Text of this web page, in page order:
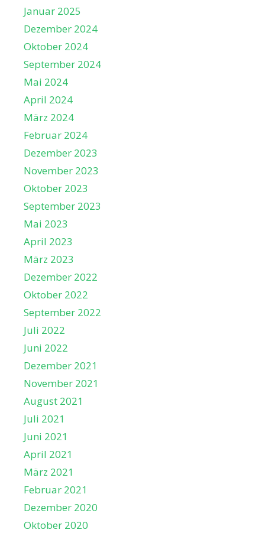
Januar 2025
Dezember 2024
Oktober 2024
September 2024
Mai 2024
April 2024
März 2024
Februar 2024
Dezember 2023
November 2023
Oktober 2023
September 2023
Mai 2023
April 2023
März 2023
Dezember 2022
Oktober 2022
September 2022
Juli 2022
Juni 2022
Dezember 2021
November 2021
August 2021
Juli 2021
Juni 2021
April 2021
März 2021
Februar 2021
Dezember 2020
Oktober 2020